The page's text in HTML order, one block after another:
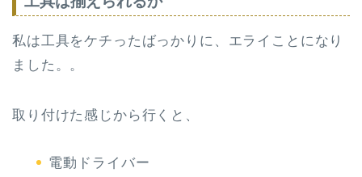
私は工具をケチったばっかりに、エライことになり
ました。。
取り付けた感じから行くと、
電動ドライバー